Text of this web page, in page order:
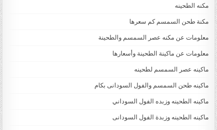
مكنه الطحينه
مكنة طحن السمسم كم سعرها
معلومات عن مكنه عصر السمسم والطحينة
معلومات عن ماكينة الطحينة وأسعارها
ماكينه عصر السمسم لطحينه
ماكينه طحن السمسم والفول السودانى بكام
ماكينه الطحينه وزبده الفول السوداني
ماكينه الطحينه وزبدة الفول السودانى